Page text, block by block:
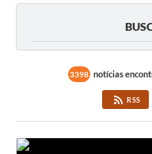
3398 notícias
RSS